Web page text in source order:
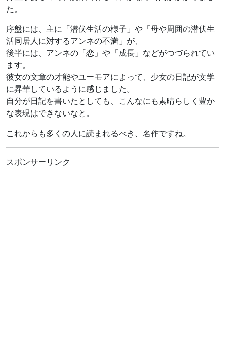
た。
序盤には、主に「潜伏生活の様子」や「母や周囲の潜伏生
活同居人に対するアンネの不満」が、
後半には、アンネの「恋」や「成長」などがつづられてい
ます。
彼女の文章の才能やユーモアによって、少女の日記が文学
に昇華しているように感じました。
自分が日記を書いたとしても、こんなにも素晴らしく豊か
な表現はできないなと。
これからも多くの人に読まれるべき、名作ですね。
スポンサーリンク